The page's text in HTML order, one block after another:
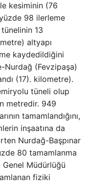
kesiminin (76
98 ilerleme
13
altyapı
kaydedildiğini
Nurdağ (Fevzipaşa)
(17). kilometre).
tüneli olup
metredir. 949
tamamlandığını,
inşaatına da
Nurdağ-Başpınar
80 tamamlanma
Genel Müdürlüğü
fiziki